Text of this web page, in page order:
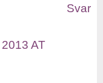
Svar
AT